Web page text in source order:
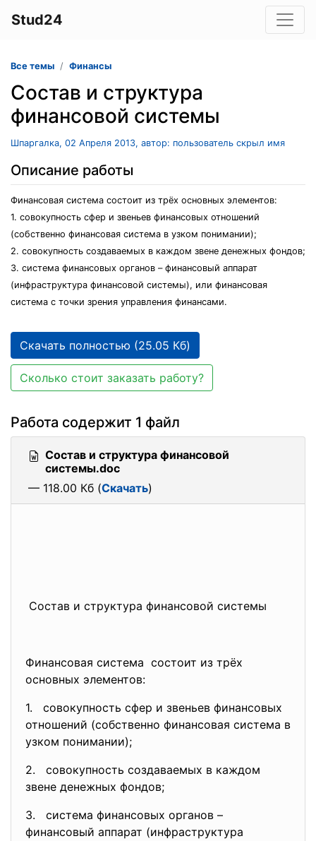
Stud24
Все темы Финансы
Состав и структура
финансовой системы
Шпаргалка, 02 Апреля 2013, автор: пользователь скрыл имя
Описание работы
Финансовая система состоит из трёх основных элементов:
1. совокупность сфер и звеньев финансовых отношений
(собственно финансовая система в узком понимании);
2. совокупность создаваемых в каждом звене денежных фондов;
3. система финансовых органов – финансовый аппарат
(инфраструктура финансовой системы), или финансовая
система с точки зрения управления финансами.
Скачать полностью (25.05 Кб)
Сколько стоит заказать работу?
Работа содержит 1 файл
Состав и структура финансовой
системы.doc
— 118.00 Кб (Скачать)
Состав и структура финансовой системы
Финансовая система состоит из трёх
основных элементов:
1. совокупность сфер и звеньев финансовых
отношений (собственно финансовая система в
узком понимании);
2. совокупность создаваемых в каждом
звене денежных фондов;
3. система финансовых органов –
финансовый аппарат (инфраструктура